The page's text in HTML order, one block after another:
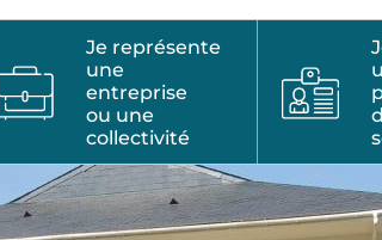
Je représente
une
entreprise
ou une
collectivité